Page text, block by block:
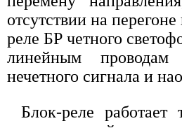
отсутствии на
реле БР четного
линейным проводам
нечетного сигнала и
Блок-реле